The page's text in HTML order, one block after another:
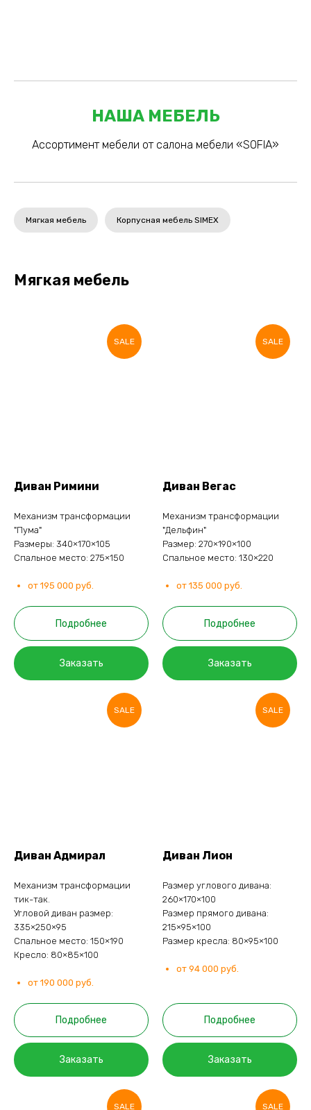
НАША МЕБЕЛЬ
Ассортимент мебели от салона мебели «SOFIA»
Мягкая мебель Корпусная мебель SIMEX
Мягкая мебель
SALE
Диван Римини
Механизм трансформации
"Пума"
Размеры: 340×170×105
Спальное место: 275×150
от 195 000 руб.
Подробнее
Заказать
SALE
Диван Вегас
Механизм трансформации
"Дельфин"
Размер: 270×190×100
Спальное место: 130×220
от 135 000 руб.
Подробнее
Заказать
SALE
Диван Адмирал
Механизм трансформации
тик-так.
Угловой диван размер:
335×250×95
Спальное место: 150×190
Кресло: 80×85×100
от 190 000 руб.
Подробнее
Заказать
SALE
Диван Лион
Размер углового дивана:
260×170×100
Размер прямого дивана:
215×95×100
Размер кресла: 80×95×100
от 94 000 руб.
Подробнее
Заказать
SALE SALE